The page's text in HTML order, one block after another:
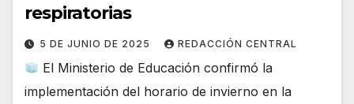
respiratorias
5 DE JUNIO DE 2025 REDACCIÓN CENTRAL
El Ministerio de Educación confirmó la
implementación del horario de invierno en la